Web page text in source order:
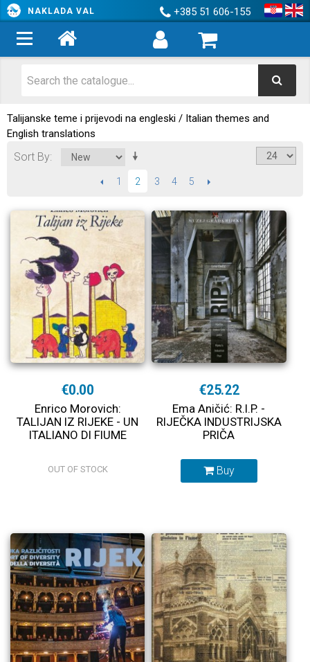
NAKLADA VAL +385 51 606-155
Talijanske teme i prijevodi na engleski / Italian themes and
English translations
Sort By
PREVIOUS
1 2 3 4 5 NEXT
€0.00
Enrico Morovich:
TALIJAN IZ RIJEKE - UN
ITALIANO DI FIUME
OUT OF STOCK
€25.22
Ema Aničić: R.I.P. -
RIJEČKA INDUSTRIJSKA
PRIČA
Buy